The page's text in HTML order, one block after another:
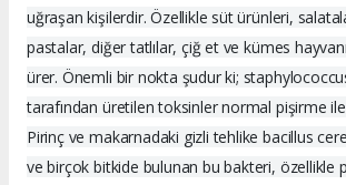
uğraşan kişilerdir. Özellikle süt ürünleri,
pastalar, diğer tatlılar, çiğ et ve kümes
ürer. Önemli bir nokta şudur ki;
tarafından üretilen toksinler normal pişirme
Pirinç ve makarnadaki gizli tehlike bacillus
ve birçok bitkide bulunan bu bakteri, özellikle